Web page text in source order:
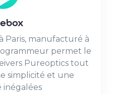
Paris, manufacturé à
permet le
Pureoptics tout
simplicité et une
inégalées